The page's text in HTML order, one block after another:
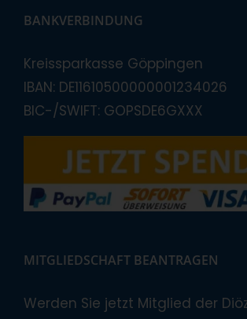
BANKVERBINDUNG
Kreissparkasse Göppingen
IBAN: DE11610500000001234026
BIC-/SWIFT: GOPSDE6GXXX
MITGLIEDSCHAFT BEANTRAGEN
Werden Sie jetzt Mitglied der